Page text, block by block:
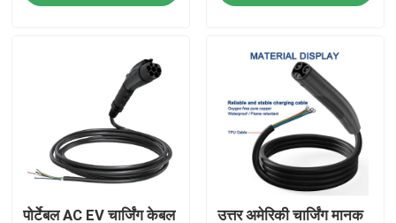
वॉलबॉक्स ईवी चार्जर्स
ईवी चार्जिंग केबल
ईवी चार्जर एक्सटेंशन कॉर्ड
पोर्टेबल AC EV चार्जिंग केबल उत्तर अमेरिकी चार्जिंग मानक